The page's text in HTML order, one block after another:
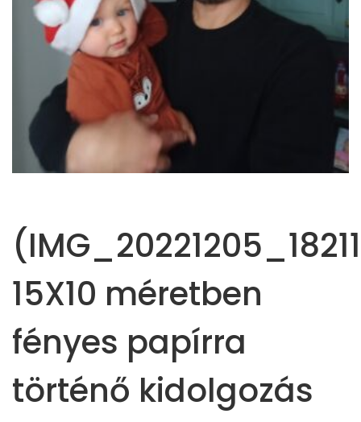
15X10 méretben
fényes papírra
történő kidolgozás